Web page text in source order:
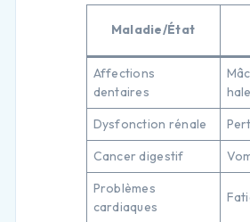
Maladie/État
Affections
dentaires
Dysfonction rénale
Cancer digestif
Problèmes
cardiaques